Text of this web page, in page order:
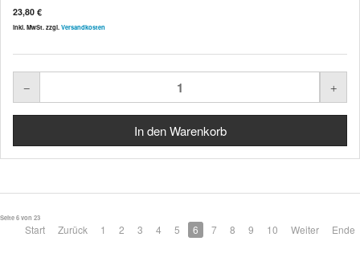
23,80 €
inkl. MwSt. zzgl. Versandkosten
Seite 6 von 23
Start Zurück 1 2 3 4 5 6 7 8 9 10 Weiter Ende